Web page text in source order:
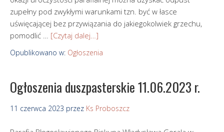
zupełny pod zwykłymi warunkami tzn. być w łasce
uświęcającej bez przywiązania do jakiegokolwiek grzechu,
pomodlić … [Czytaj dalej…]
Opublikowano w: Ogłoszenia
Ogłoszenia duszpasterskie 11.06.2023 r.
11 czerwca 2023 przez Ks Proboszcz